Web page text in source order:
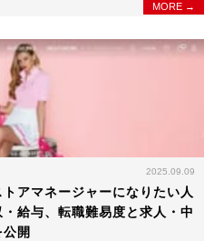
MORE →
2025.09.09
アマネージャーになりたい人
給与、転職難易度と求人・中
開